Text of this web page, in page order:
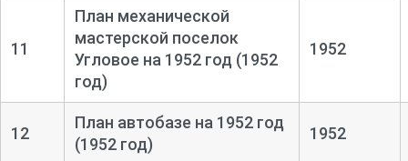
11
План механической
мастерской поселок
Угловое на 1952 год (1952
год)
1952
12
План автобазе на 1952 год
(1952 год)
1952